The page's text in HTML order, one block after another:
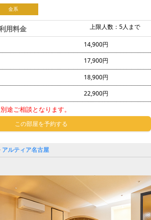
金系
上限人数：5人まで
用料金
14,900円
17,900円
18,900円
22,900円
途ご相談となります。
この部屋を予約する
アルティア名古屋